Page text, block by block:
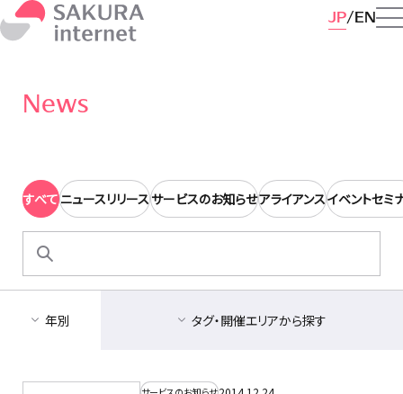
JP EN
News
すべてニュースリリースサービスのお知らせアライアンスイベントセミ
年別 タグ・開催エリアから探す